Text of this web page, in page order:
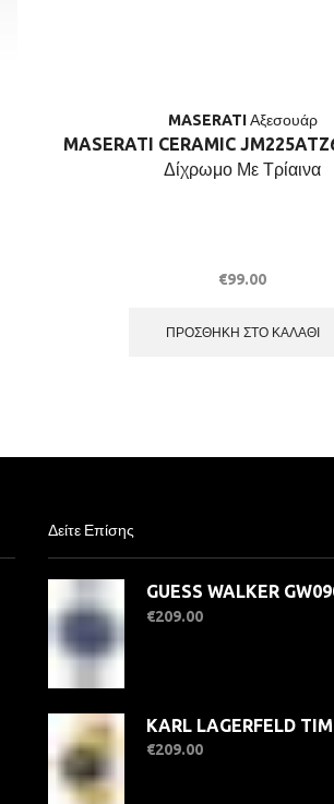
MASERATI Αξεσουάρ
MASERATI CERAMIC
Δίχρωμο Με Τρίαινα
€99.00
ΠΡΟΣΘΉΚΗ ΣΤΟ ΚΑΛΆΘΙ
Δείτε Επίσης
€209.00
€209.00